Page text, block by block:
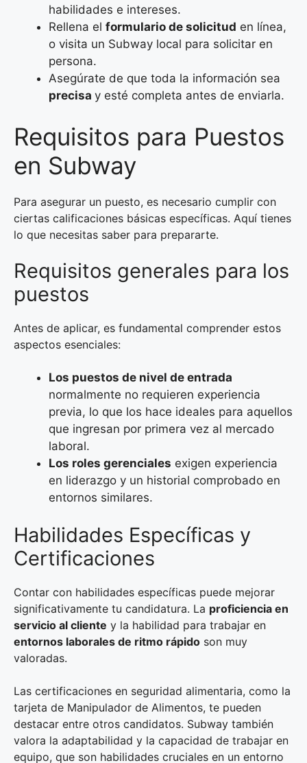
habilidades e intereses.
Rellena el formulario de solicitud en línea,
o visita un Subway local para solicitar en
persona.
Asegúrate de que toda la información sea
precisa y esté completa antes de enviarla.
Requisitos para Puestos
en Subway
Para asegurar un puesto, es necesario cumplir con
ciertas calificaciones básicas específicas. Aquí tienes
lo que necesitas saber para prepararte.
Requisitos generales para los
puestos
Antes de aplicar, es fundamental comprender estos
aspectos esenciales:
Los puestos de nivel de entrada
normalmente no requieren experiencia
previa, lo que los hace ideales para aquellos
que ingresan por primera vez al mercado
laboral.
Los roles gerenciales exigen experiencia
en liderazgo y un historial comprobado en
entornos similares.
Habilidades Específicas y
Certificaciones
Contar con habilidades específicas puede mejorar
significativamente tu candidatura. La proficiencia en
servicio al cliente y la habilidad para trabajar en
entornos laborales de ritmo rápido son muy
valoradas.
Las certificaciones en seguridad alimentaria, como la
tarjeta de Manipulador de Alimentos, te pueden
destacar entre otros candidatos. Subway también
valora la adaptabilidad y la capacidad de trabajar en
equipo, que son habilidades cruciales en un entorno